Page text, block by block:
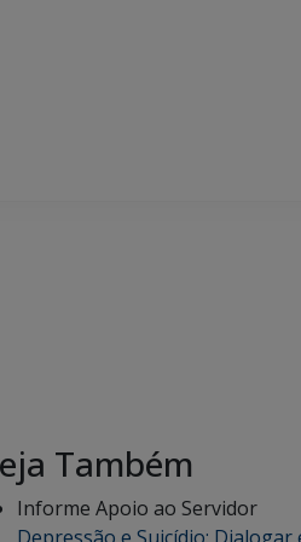
Também
Informe Apoio ao Servidor